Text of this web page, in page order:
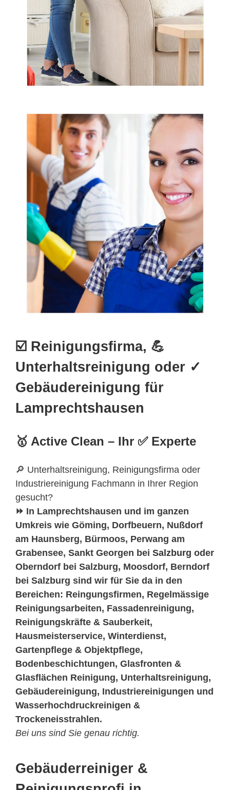
☑️ Reinigungsfirma, 💪
Unterhaltsreinigung oder ✓
Gebäudereinigung für
Lamprechtshausen
🥇 Active Clean – Ihr ✅ Experte
🔎 Unterhaltsreinigung, Reinigungsfirma oder
Industriereinigung Fachmann in Ihrer Region
gesucht?
⏩ In Lamprechtshausen und im ganzen
Umkreis wie Göming, Dorfbeuern, Nußdorf
am Haunsberg, Bürmoos, Perwang am
Grabensee, Sankt Georgen bei Salzburg oder
Oberndorf bei Salzburg, Moosdorf, Berndorf
bei Salzburg sind wir für Sie da in den
Bereichen: Reingungsfirmen, Regelmässige
Reinigungsarbeiten, Fassadenreinigung,
Reinigungskräfte & Sauberkeit,
Hausmeisterservice, Winterdienst,
Gartenpflege & Objektpflege,
Bodenbeschichtungen, Glasfronten &
Glasflächen Reinigung, Unterhaltsreinigung,
Gebäudereinigung, Industriereinigungen und
Wasserhochdruckreinigen &
Trockeneisstrahlen.
Bei uns sind Sie genau richtig.
Gebäuderreiniger &